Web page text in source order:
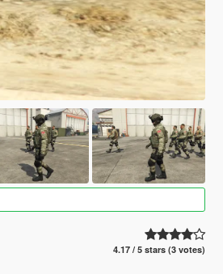
4.17 / 5 stars (3 votes)